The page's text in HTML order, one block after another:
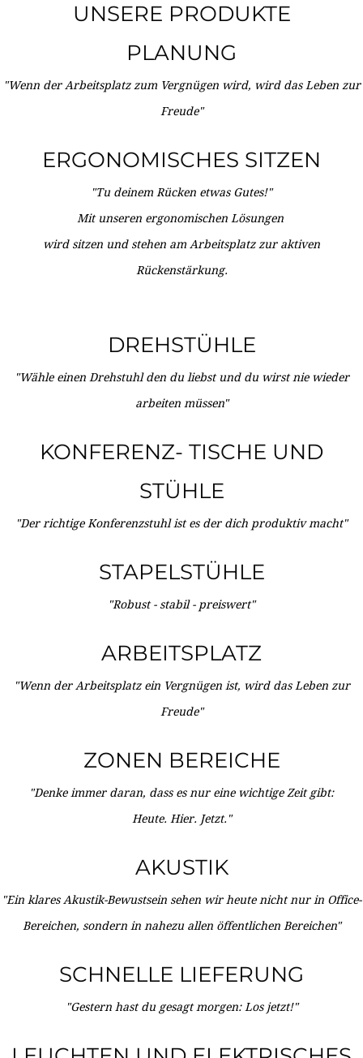
UNSERE PRODUKTE
PLANUNG
"Wenn der Arbeitsplatz zum Vergnügen wird, wird das Leben zur
Freude"
ERGONOMISCHES SITZEN
"Tu deinem Rücken etwas Gutes!"
Mit unseren ergonomischen Lösungen
wird sitzen und stehen am Arbeitsplatz zur aktiven
Rückenstärkung.
DREHSTÜHLE
"Wähle einen Drehstuhl den du liebst und du wirst nie wieder
arbeiten müssen"
KONFERENZ- TISCHE UND
STÜHLE
"Der richtige Konferenzstuhl ist es der dich produktiv macht"
STAPELSTÜHLE
"Robust - stabil - preiswert"
ARBEITSPLATZ
"Wenn der Arbeitsplatz ein Vergnügen ist, wird das Leben zur
Freude"
ZONEN BEREICHE
"Denke immer daran, dass es nur eine wichtige Zeit gibt:
Heute. Hier. Jetzt."
AKUSTIK
"Ein klares Akustik-Bewustsein sehen wir heute nicht nur in Office-
Bereichen, sondern in nahezu allen öffentlichen Bereichen"
SCHNELLE LIEFERUNG
"Gestern hast du gesagt morgen: Los jetzt!"